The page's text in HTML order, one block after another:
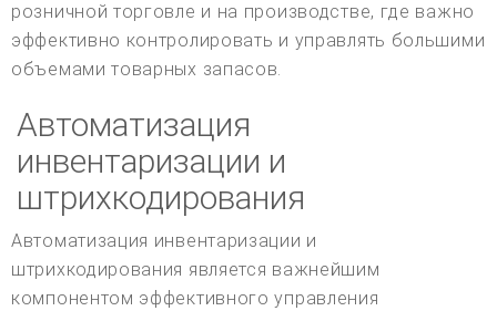
розничной торговле и на производстве, где важно
эффективно контролировать и управлять большими
объемами товарных запасов.
Автоматизация
инвентаризации и
штрихкодирования
Автоматизация инвентаризации и
штрихкодирования является важнейшим
компонентом эффективного управления